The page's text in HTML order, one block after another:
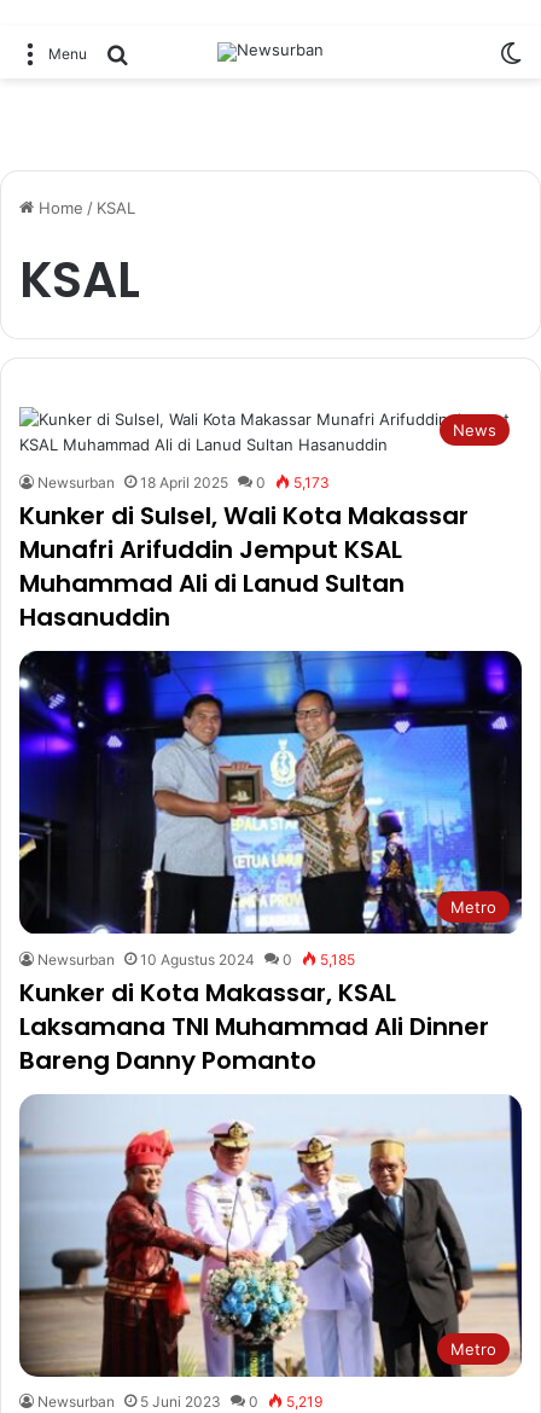
Menu Search for
Home / KSAL
KSAL
News
Newsurban 18 April 2025 0 5,173
Kunker di Sulsel, Wali Kota Makassar
Munafri Arifuddin Jemput KSAL
Muhammad Ali di Lanud Sultan
Hasanuddin
Metro
Newsurban 10 Agustus 2024 0 5,185
Kunker di Kota Makassar, KSAL
Laksamana TNI Muhammad Ali Dinner
Bareng Danny Pomanto
Metro
Newsurban 5 Juni 2023 0 5,219